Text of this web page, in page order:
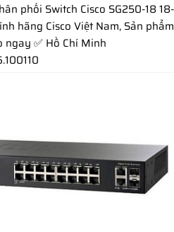
phối Switch Cisco SG250-18 18-
hãng Cisco Việt Nam, Sản phẩm
ngay ✅ Hồ Chí Minh